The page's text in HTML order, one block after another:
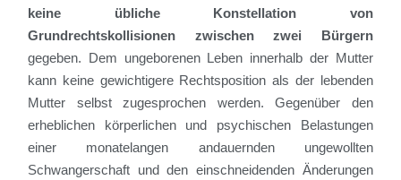
keine übliche Konstellation von
Grundrechtskollisionen zwischen zwei Bürgern
gegeben. Dem ungeborenen Leben innerhalb der Mutter
kann keine gewichtigere Rechtsposition als der lebenden
Mutter selbst zugesprochen werden. Gegenüber den
erheblichen körperlichen und psychischen Belastungen
einer monatelangen andauernden ungewollten
Schwangerschaft und den einschneidenden Änderungen